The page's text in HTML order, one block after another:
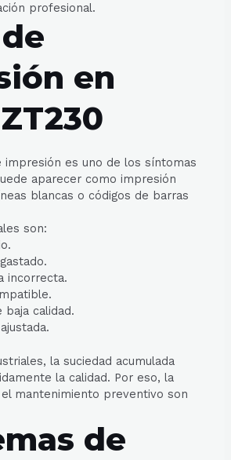
profesional.
en
impresión es uno de los síntomas
aparecer como impresión
blancas o códigos de barras
son:
incorrecta.
baja calidad.
la suciedad acumulada
la calidad. Por eso, la
mantenimiento preventivo son
de